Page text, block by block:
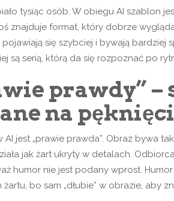
tysiąc osób. W obiegu AI szablon
znajduje format, który dobrze
się szybciej i bywają bardziej
są serią, którą da się rozpoznać po
prawdy”
na
jest „prawie prawda”. Obraz bywa
jak żart ukryty w detalach.
humor nie jest podany wprost.
bo sam „dłubie” w obrazie, aby